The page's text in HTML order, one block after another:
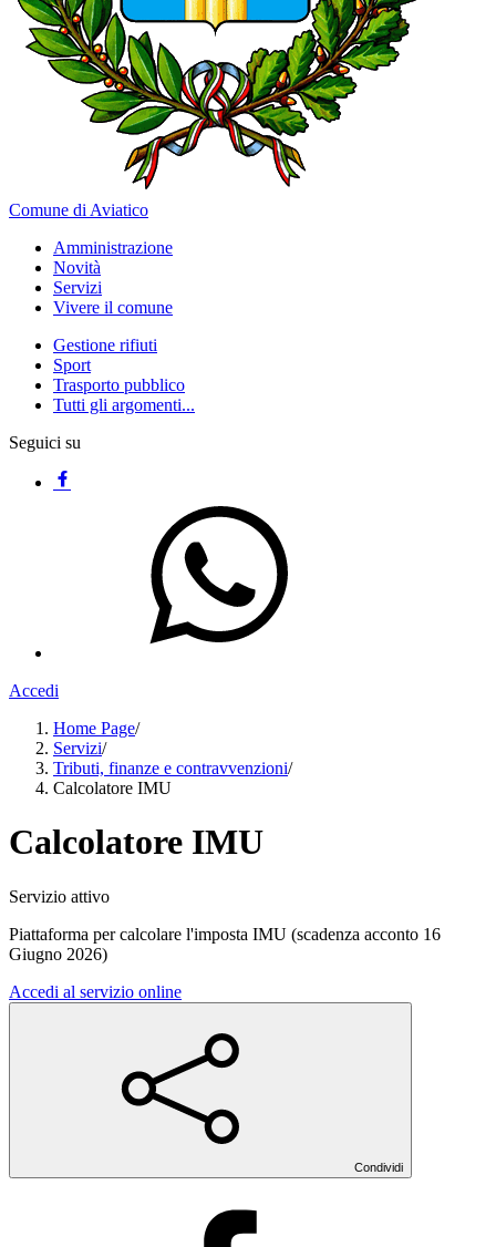
Comune di Aviatico
Amministrazione
Novità
Servizi
Vivere il comune
Gestione rifiuti
Sport
Trasporto pubblico
Tutti gli argomenti...
Seguici su
Accedi
Home Page/
Servizi/
Tributi, finanze e contravvenzioni/
Calcolatore IMU
Calcolatore IMU
Servizio attivo
Piattaforma per calcolare l'imposta IMU (scadenza acconto 16
Giugno 2026)
Accedi al servizio online
Condividi